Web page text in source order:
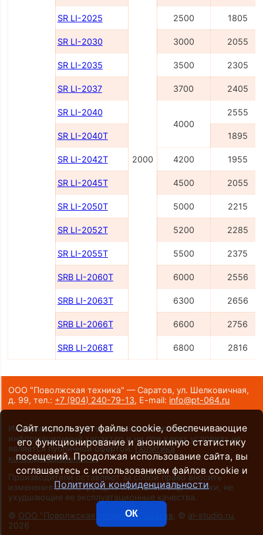
2000
SR LI-2025 2500 1805
SR LI-2030 3000 2055
SR LI-2035 3500 2305
SR LI-2037 3700 2405
SR LI-2040
4000
2555
SR LI-2040Т 1895
SR LI-2042Т 4200 1955
SR LI-2045Т 4500 2055
SR LI-2050Т 5000 2215
SR LI-2052Т 5200 2285
SR LI-2055Т 5500 2375
SRB LI-2060Т 6000 2556
SRB LI-2063Т 6300 2656
SRB LI-2066Т 6600 2756
SRB LI-2068Т 6800 2816
ООО "Поволжская техника" — Саратов, ул. Шелковичная,
д. 99,тел.: +7 (904) 240-79-13, E-mail: info@pt-064.ru
Информация на сайте носит исключительно
информационный характер и ни при каких условиях не
является публичной офертой. Политика
конфиденциальности.
Производители оставляют за собой право вносить
изменения в конструкцию и внешний вид техники, не
ухудшающие ее эксплуатационные качества.
© ООО "Поволжская техника", Саратов , © al-studio.ru
2026
Сайт использует файлы cookie, обеспечивающие
его функционирование и анонимную статистику
посещений. Продолжая использование сайта, вы
соглашаетесь с использованием файлов cookie и
Политикой конфиденциальности
ОК